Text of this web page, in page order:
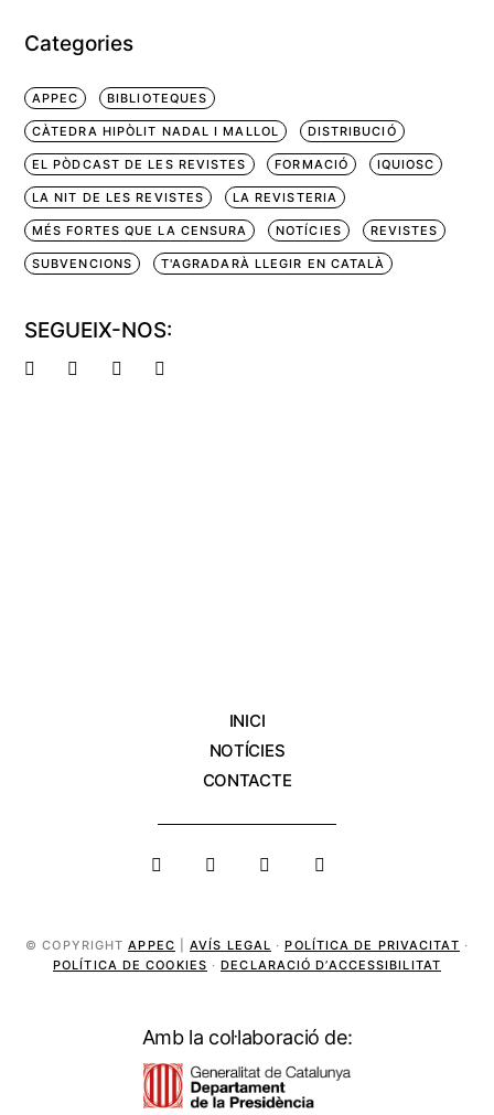
Categories
APPEC BIBLIOTEQUES
CÀTEDRA HIPÒLIT NADAL I MALLOL DISTRIBUCIÓ
EL PÒDCAST DE LES REVISTES FORMACIÓ IQUIOSC
LA NIT DE LES REVISTES LA REVISTERIA
MÉS FORTES QUE LA CENSURA NOTÍCIES REVISTES
SUBVENCIONS T'AGRADARÀ LLEGIR EN CATALÀ
SEGUEIX-NOS:
INICI
NOTÍCIES
CONTACTE
© COPYRIGHTAPPEC |AVÍS LEGAL ·POLÍTICA DE PRIVACITAT ·
POLÍTICA DE COOKIES ·DECLARACIÓ D’ACCESSIBILITAT
Amb la col·laboració de: